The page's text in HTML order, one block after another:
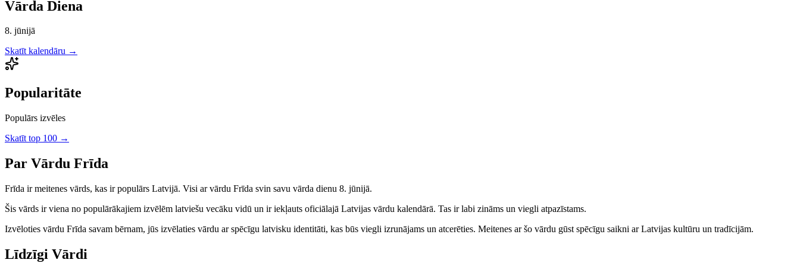
Vārda Diena
8. jūnijā
Skatīt kalendāru →
Popularitāte
Populārs izvēles
Skatīt top 100 →
Par Vārdu Frīda
Frīda irmeitenes vārds, kas ir populārs Latvijā. Visi ar vārdu Frīda svin savu vārda dienu 8. jūnijā.
Šis vārds ir viena no populārākajiem izvēlēm latviešu vecāku vidū un ir iekļauts oficiālajā Latvijas vārdu kalendārā. Tas ir labi zināms un viegli atpazīstams.
Izvēloties vārdu Frīda savam bērnam, jūs izvēlaties vārdu ar spēcīgu latvisku identitāti, kas būs viegli izrunājams un atcerēties. Meitenes ar šo vārdu gūst spēcīgu saikni ar Latvijas kultūru un tradīcijām.
Līdzīgi Vārdi